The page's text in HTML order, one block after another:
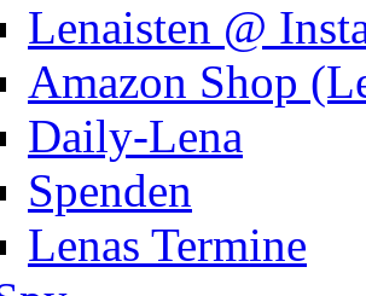
Lenaisten @
Amazon Shop
Daily-Lena
Spenden
Lenas Termine